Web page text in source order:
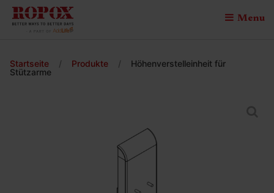
Menu
Startseite / Produkte /
Höhenverstelleinheit für
Stützarme